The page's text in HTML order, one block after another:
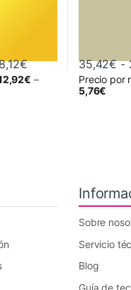
€Rango de precios:
€ –
múltiples variantes.
35,42€ -
Precio por
5,76€
Este
Sobre
Servicio
Blog
Guía de